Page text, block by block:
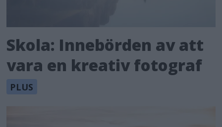
Skola: Innebörden av att
vara en kreativ fotograf